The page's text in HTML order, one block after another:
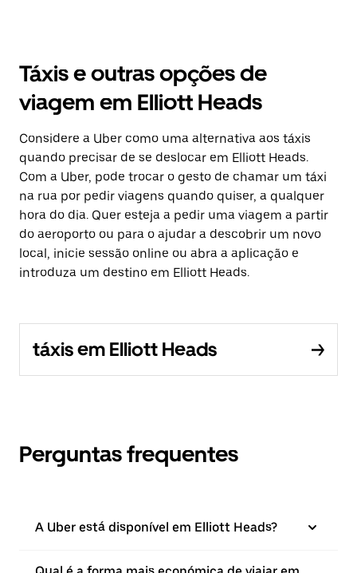
Táxis e outras opções de
viagem em Elliott Heads
Considere a Uber como uma alternativa aos táxis
quando precisar de se deslocar em Elliott Heads.
Com a Uber, pode trocar o gesto de chamar um táxi
na rua por pedir viagens quando quiser, a qualquer
hora do dia. Quer esteja a pedir uma viagem a partir
do aeroporto ou para o ajudar a descobrir um novo
local, inicie sessão online ou abra a aplicação e
introduza um destino em Elliott Heads.
táxis em Elliott Heads
Perguntas frequentes
A Uber está disponível em Elliott Heads?